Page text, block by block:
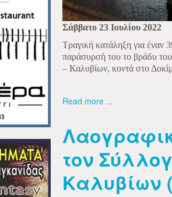
Σάββατο 23 Ιουλίου 2022
Τραγική κατάληξη για έναν
παράσυρσή του το βράδυ
– Καλυβίων, κοντά στο
Read more ...
τον
Καλυβίων